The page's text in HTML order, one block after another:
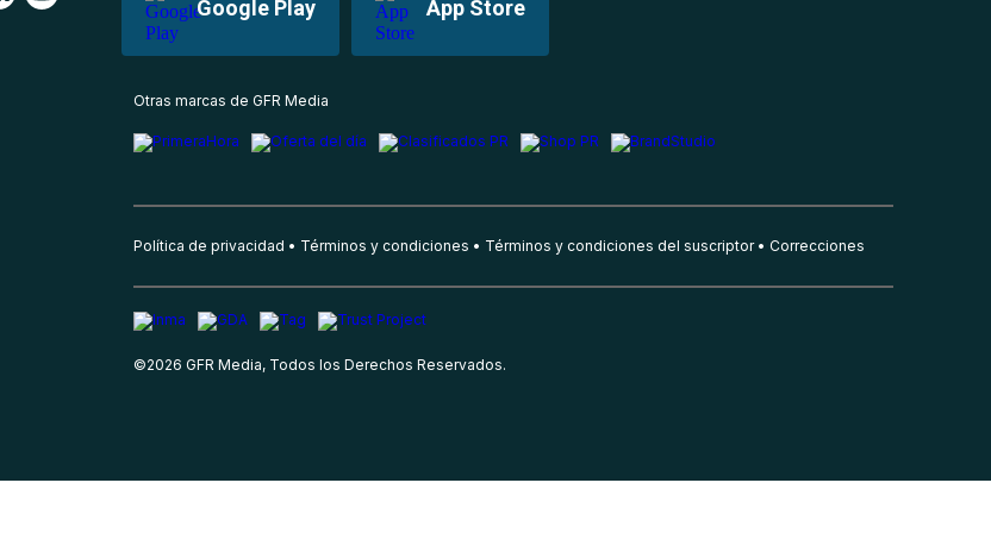
Google Play App Store
Otras marcas de GFR Media
Política de privacidad Términos y condiciones Términos y condiciones del suscriptor Correcciones
©2026 GFR Media, Todos los Derechos Reservados.